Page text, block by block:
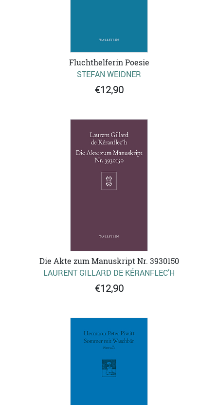
Fluchthelferin Poesie
STEFAN WEIDNER
€12,90
Die Akte zum Manuskript Nr. 3930150
LAURENT GILLARD DE KÉRANFLEC’H
€12,90